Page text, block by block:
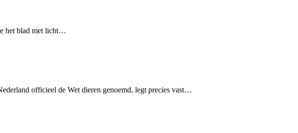
het blad met licht…
officieel de Wet dieren genoemd, legt precies vast…